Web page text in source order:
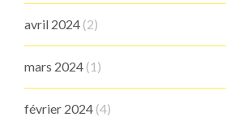
avril 2024 (2)
mars 2024 (1)
février 2024 (4)